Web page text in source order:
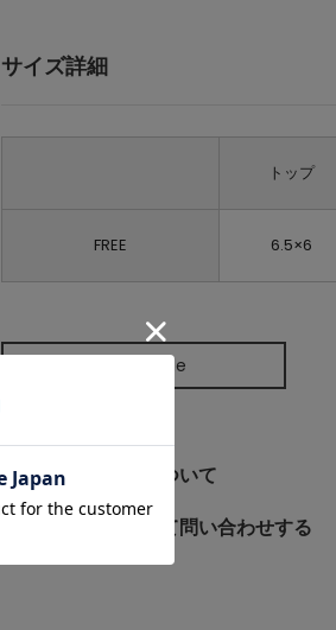
サイズ詳細
トップ
FREE 6.5×6
Size Guide
ギフトキットについて
この商品について問い合わせする